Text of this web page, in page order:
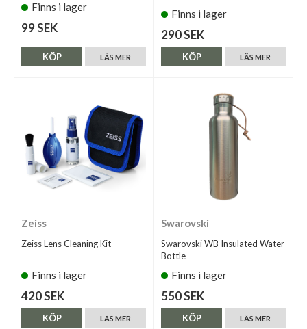
Finns i lager
99 SEK
LÄS MER
KÖP
Finns i lager
290 SEK
LÄS MER
KÖP
Zeiss
Zeiss Lens Cleaning Kit
Finns i lager
420 SEK
LÄS MER
KÖP
Swarovski
Swarovski WB Insulated Water
Bottle
Finns i lager
550 SEK
LÄS MER
KÖP